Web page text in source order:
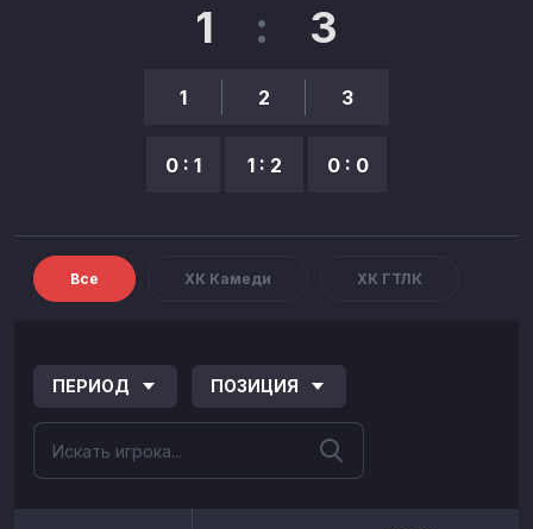
1 : 3
1
0 : 1
2
1 : 2
3
0 : 0
Все ХК Камеди ХК ГТЛК
ПЕРИОД ПОЗИЦИЯ